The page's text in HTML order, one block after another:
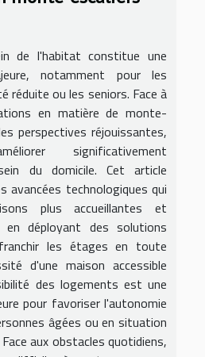
de l'habitat constitue une
notamment pour les
réduite ou les seniors. Face à
en matière de monte-
perspectives réjouissantes,
significativement
du domicile. Cet article
avancées technologiques qui
plus accueillantes et
déployant des solutions
les étages en toute
d'une maison accessible
des logements est une
pour favoriser l'autonomie
âgées ou en situation
aux obstacles quotidiens,